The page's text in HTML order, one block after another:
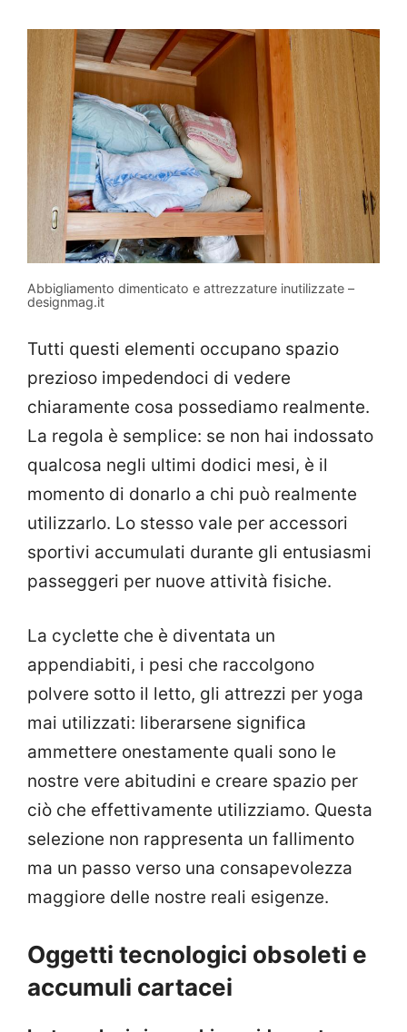
Abbigliamento dimenticato e attrezzature inutilizzate –
designmag.it
Tutti questi elementi occupano spazio
prezioso impedendoci di vedere
chiaramente cosa possediamo realmente.
La regola è semplice: se non hai indossato
qualcosa negli ultimi dodici mesi, è il
momento di donarlo a chi può realmente
utilizzarlo. Lo stesso vale per accessori
sportivi accumulati durante gli entusiasmi
passeggeri per nuove attività fisiche.
La cyclette che è diventata un
appendiabiti, i pesi che raccolgono
polvere sotto il letto, gli attrezzi per yoga
mai utilizzati: liberarsene significa
ammettere onestamente quali sono le
nostre vere abitudini e creare spazio per
ciò che effettivamente utilizziamo. Questa
selezione non rappresenta un fallimento
ma un passo verso una consapevolezza
maggiore delle nostre reali esigenze.
Oggetti tecnologici obsoleti e
accumuli cartacei